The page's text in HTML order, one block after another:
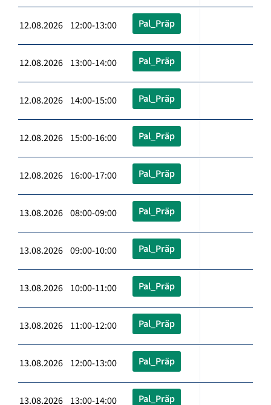
12.08.2026 12:00-13:00 Pal_Präp
12.08.2026 13:00-14:00 Pal_Präp
12.08.2026 14:00-15:00 Pal_Präp
12.08.2026 15:00-16:00 Pal_Präp
12.08.2026 16:00-17:00 Pal_Präp
13.08.2026 08:00-09:00 Pal_Präp
13.08.2026 09:00-10:00 Pal_Präp
13.08.2026 10:00-11:00 Pal_Präp
13.08.2026 11:00-12:00 Pal_Präp
13.08.2026 12:00-13:00 Pal_Präp
13.08.2026 13:00-14:00 Pal_Präp